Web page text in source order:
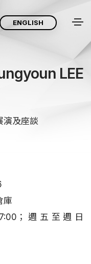
ENGLISH
LEE
演及座談
庫
；週五至週日